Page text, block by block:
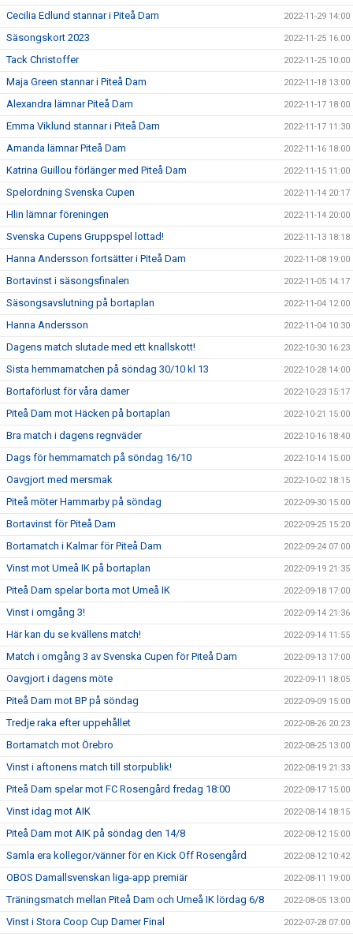
Cecilia Edlund stannar i Piteå Dam 2022-11-29 14:00
Säsongskort 2023 2022-11-25 16:00
Tack Christoffer 2022-11-25 10:00
Maja Green stannar i Piteå Dam 2022-11-18 13:00
Alexandra lämnar Piteå Dam 2022-11-17 18:00
Emma Viklund stannar i Piteå Dam 2022-11-17 11:30
Amanda lämnar Piteå Dam 2022-11-16 18:00
Katrina Guillou förlänger med Piteå Dam 2022-11-15 11:00
Spelordning Svenska Cupen 2022-11-14 20:17
Hlin lämnar föreningen 2022-11-14 20:00
Svenska Cupens Gruppspel lottad! 2022-11-13 18:18
Hanna Andersson fortsätter i Piteå Dam 2022-11-08 19:00
Bortavinst i säsongsfinalen 2022-11-05 14:17
Säsongsavslutning på bortaplan 2022-11-04 12:00
Hanna Andersson 2022-11-04 10:30
Dagens match slutade med ett knallskott! 2022-10-30 16:23
Sista hemmamatchen på söndag 30/10 kl 13 2022-10-28 14:00
Bortaförlust för våra damer 2022-10-23 15:17
Piteå Dam mot Häcken på bortaplan 2022-10-21 15:00
Bra match i dagens regnväder 2022-10-16 18:40
Dags för hemmamatch på söndag 16/10 2022-10-14 15:00
Oavgjort med mersmak 2022-10-02 18:15
Piteå möter Hammarby på söndag 2022-09-30 15:00
Bortavinst för Piteå Dam 2022-09-25 15:20
Bortamatch i Kalmar för Piteå Dam 2022-09-24 07:00
Vinst mot Umeå IK på bortaplan 2022-09-19 21:35
Piteå Dam spelar borta mot Umeå IK 2022-09-18 17:00
Vinst i omgång 3! 2022-09-14 21:36
Här kan du se kvällens match! 2022-09-14 11:55
Match i omgång 3 av Svenska Cupen för Piteå Dam 2022-09-13 17:00
Oavgjort i dagens möte 2022-09-11 18:05
Piteå Dam mot BP på söndag 2022-09-09 15:00
Tredje raka efter uppehållet 2022-08-26 20:23
Bortamatch mot Örebro 2022-08-25 13:00
Vinst i aftonens match till storpublik! 2022-08-19 21:33
Piteå Dam spelar mot FC Rosengård fredag 18:00 2022-08-17 15:00
Vinst idag mot AIK 2022-08-14 18:15
Piteå Dam mot AIK på söndag den 14/8 2022-08-12 15:00
Samla era kollegor/vänner för en Kick Off Rosengård 2022-08-12 10:42
OBOS Damallsvenskan liga-app premiär 2022-08-11 19:00
Träningsmatch mellan Piteå Dam och Umeå IK lördag 6/8 2022-08-05 13:00
Vinst i Stora Coop Cup Damer Final 2022-07-28 07:00